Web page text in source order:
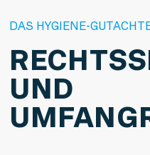
DAS HYGIENE-
UND